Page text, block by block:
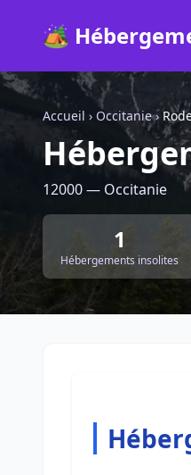
🏕️
Accueil › Occitanie›
12000 — Occitanie
1
Hébergements insolites